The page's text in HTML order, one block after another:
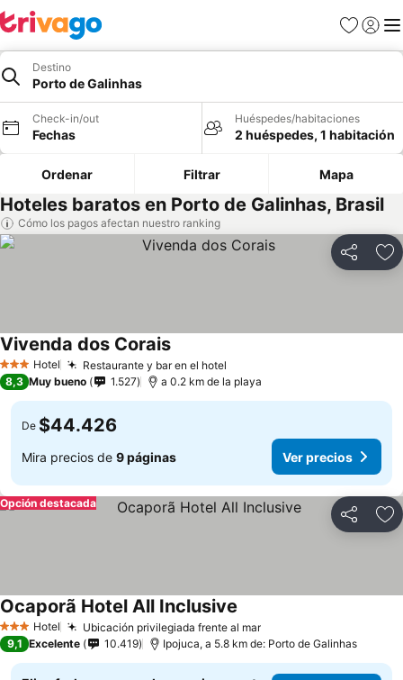
Favoritos
Iniciar
Destino
Porto de Galinhas
Check-in/out
Fechas
Huéspedes/habitaciones
2 huéspedes, 1 habitación
Ordenar Filtrar Mapa
Hoteles baratos en Porto de Galinhas, Brasil
Cómo los pagos afectan nuestro ranking
Compartir
3 Estrellas
Hotel Restaurante y bar en el hotel
Vivenda dos Corais
8,3 Muy bueno 1.527 a 0.2 km de la playa
De $44.426
Mira precios de 9 páginas Ver precios
Compartir
Opción destacada
3 Estrellas
Hotel Ubicación privilegiada frente al mar
Ocaporã Hotel All Inclusive
9,1 Excelente 10.419 Ipojuca, a 5.8 km de: Porto de Galinhas